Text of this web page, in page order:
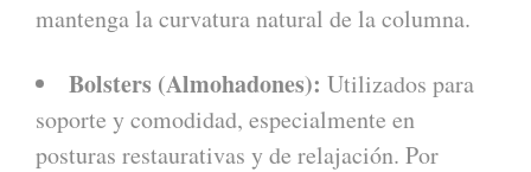
mantenga la curvatura natural de la columna.
Bolsters (Almohadones): Utilizados para
soporte y comodidad, especialmente en
posturas restaurativas y de relajación. Por